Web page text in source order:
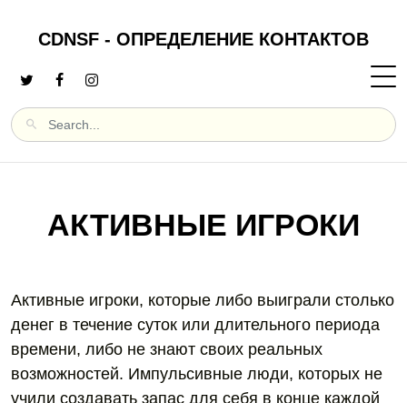
CDNSF - ОПРЕДЕЛЕНИЕ КОНТАКТОВ
АКТИВНЫЕ ИГРОКИ
Активные игроки, которые либо выиграли столько
денег в течение суток или длительного периода
времени, либо не знают своих реальных
возможностей. Импульсивные люди, которых не
учили создавать запас для себя в конце каждой